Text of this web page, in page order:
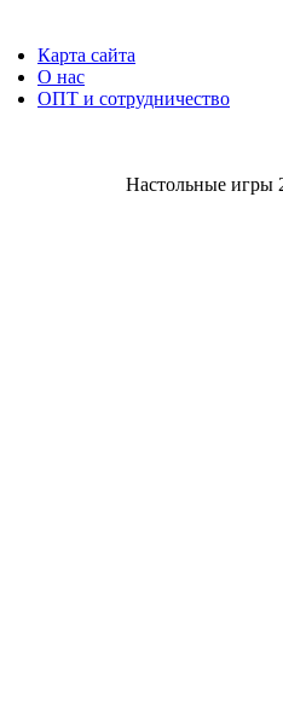
Карта сайта
О нас
ОПТ и сотрудничество